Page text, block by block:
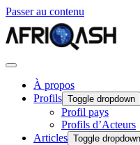
Passer au contenu
À propos
Profils Toggle dropdown
Profil pays
Profils d’Acteurs
Articles Toggle dropdown